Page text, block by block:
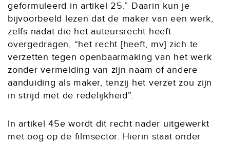
geformuleerd in artikel 25.” Daarin kun je
bijvoorbeeld lezen dat de maker van een werk,
zelfs nadat die het auteursrecht heeft
overgedragen, “het recht [heeft, mv] zich te
verzetten tegen openbaarmaking van het werk
zonder vermelding van zijn naam of andere
aanduiding als maker, tenzij het verzet zou zijn
in strijd met de redelijkheid”.
In artikel 45e wordt dit recht nader uitgewerkt
met oog op de filmsector. Hierin staat onder